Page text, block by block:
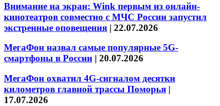
Внимание на экран: Wink первым из онлайн-
кинотеатров совместно с МЧС России запустил
экстренные оповещения | 22.07.2026
МегаФон назвал самые популярные 5G-
смартфоны в России | 20.07.2026
МегаФон охватил 4G-сигналом десятки
километров главной трассы Поморья |
17.07.2026